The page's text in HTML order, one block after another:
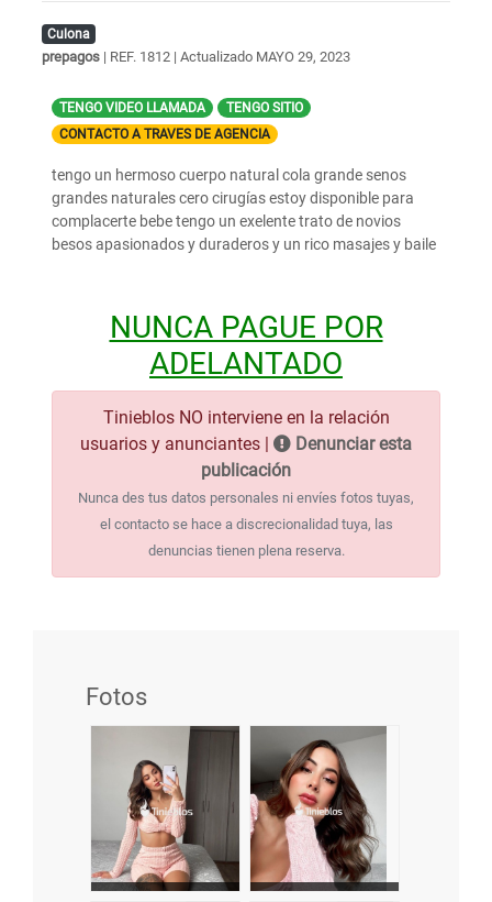
Culona
prepagos | REF. 1812 | Actualizado MAYO 29, 2023
TENGO VIDEO LLAMADA
TENGO SITIO
CONTACTO A TRAVES DE AGENCIA
tengo un hermoso cuerpo natural cola grande senos
grandes naturales cero cirugías estoy disponible para
complacerte bebe tengo un exelente trato de novios
besos apasionados y duraderos y un rico masajes y baile
NUNCA PAGUE POR
ADELANTADO
Tinieblos NO interviene en la relación
usuarios y anunciantes |
Denunciar esta
publicación
Nunca des tus datos personales ni envíes fotos tuyas,
el contacto se hace a discrecionalidad tuya, las
denuncias tienen plena reserva.
Fotos